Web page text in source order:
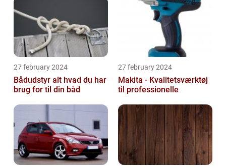
27 february 2024
Bådudstyr alt hvad du har
brug for til din båd
27 february 2024
Makita - Kvalitetsværktøj
til professionelle